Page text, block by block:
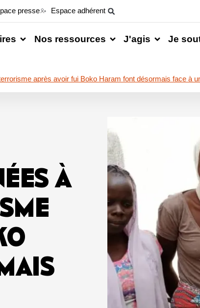
presse Espace adhérent
Nos ressources J'agis Je
après avoir fui Boko Haram font désormais face à
À